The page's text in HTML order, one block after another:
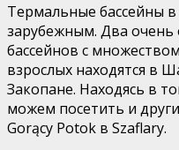
Термальные бассейны
зарубежным. Два очень
бассейнов с
взрослых находятся в
Закопане. Находясь в
можем посетить и
Gorący Potok в Szaflary.